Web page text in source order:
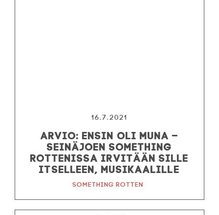
16.7.2021
ARVIO: Ensin oli muna –
Seinäjoen Something
Rottenissa irvitään sille
itselleen, musikaalille
Something Rotten